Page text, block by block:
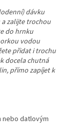
dávku
zalijte trochou
do hrnku
vodou
přidat i trochu
docela chutná
přímo zapíjet k
nebo datlovým